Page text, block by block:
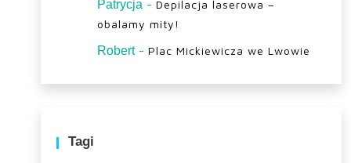
Patrycja - Depilacja laserowa –
obalamy mity!
Robert- Plac Mickiewicza we Lwowie
Tagi